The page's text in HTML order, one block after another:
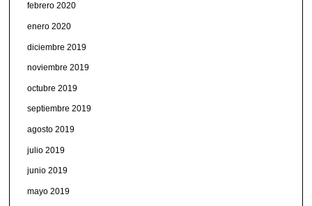
febrero 2020
enero 2020
diciembre 2019
noviembre 2019
octubre 2019
septiembre 2019
agosto 2019
julio 2019
junio 2019
mayo 2019